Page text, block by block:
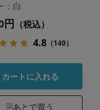
：白
円 （税込）
4.8（140）
カートに入れる
あとで買う